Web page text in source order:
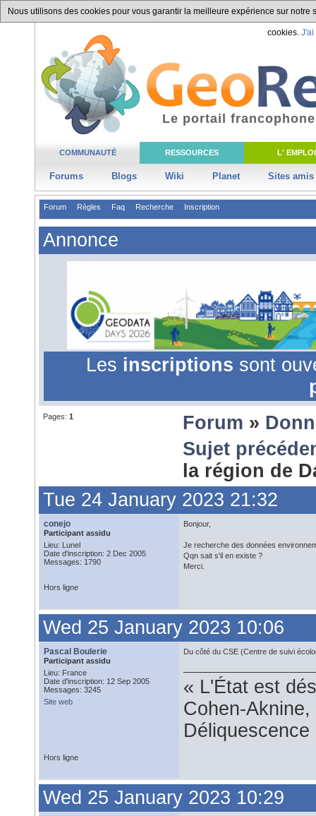
Nous utilisons des cookies pour vous garantir la meilleure expérience sur
cookies. J'ai
COMMUNAUTÉ RESSOURCES L' EMPLOI
Forums Blogs Wiki Planet Sites amis
Le portail
Forum Règles Faq Recherche Inscription
Annonce
Les inscriptions sont
Pages: 1 Forum »
Sujet
la région de
Tue 24 January 2023 21:32
conejo
Participant assidu
Lieu: Lunel
Date d'inscription: 2 Dec 2005
Messages: 1790
Bonjour,
Je recherche des données
Qqn sait s'il en existe ?
Merci.
Hors ligne
Wed 25 January 2023 10:06
Pascal Boulerie
Participant assidu
Lieu: France
Date d'inscription: 12 Sep 2005
Messages: 3245
Site web
Du côté du CSE (Centre de suivi
« L'État est
Cohen-
Hors ligne
Wed 25 January 2023 10:29